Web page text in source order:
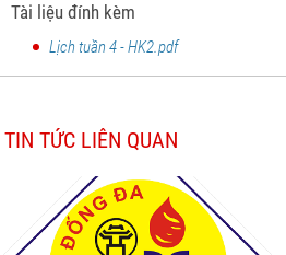
Tài liệu đính kèm
Lịch tuần 4 - HK2.pdf
TIN TỨC LIÊN QUAN